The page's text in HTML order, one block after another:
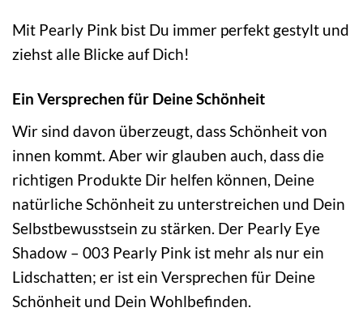
Mit Pearly Pink bist Du immer perfekt gestylt und
ziehst alle Blicke auf Dich!
Ein Versprechen für Deine Schönheit
Wir sind davon überzeugt, dass Schönheit von
innen kommt. Aber wir glauben auch, dass die
richtigen Produkte Dir helfen können, Deine
natürliche Schönheit zu unterstreichen und Dein
Selbstbewusstsein zu stärken. Der Pearly Eye
Shadow – 003 Pearly Pink ist mehr als nur ein
Lidschatten; er ist ein Versprechen für Deine
Schönheit und Dein Wohlbefinden.